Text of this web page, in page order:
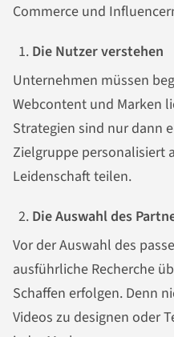
Commerce und
Die Nutzer verstehen
Unternehmen müssen
Webcontent und Marken
Strategien sind nur dann
Zielgruppe personalisiert
Leidenschaft teilen.
Die Auswahl des
Vor der Auswahl des
ausführliche Recherche
Schaffen erfolgen. Denn
Videos zu designen oder